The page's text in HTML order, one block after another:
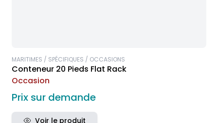
MARITIMES / SPÉCIFIQUES / OCCASIONS
Conteneur 20 Pieds Flat Rack
Occasion
Prix sur demande
Voir le produit